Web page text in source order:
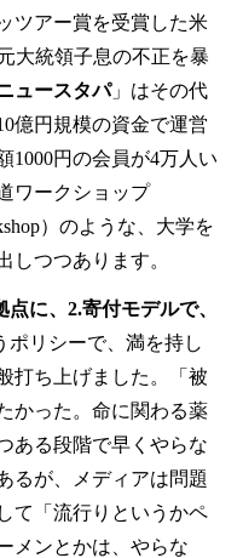
ツアー賞を受賞した米
大統領子息の不正を暴
ュースタパ」はその代
億円規模の資金で運営
1000円の会員が4万人い
ワークショップ
）のような、大学を
しつつあります。
点に、2.寄付モデルで、
ポリシーで、満を持し
打ち上げました。「被
かった。命に関わる薬
ある段階で早くやらな
るが、メディアは問題
て「流行りというかペ
メンとかは、やらな